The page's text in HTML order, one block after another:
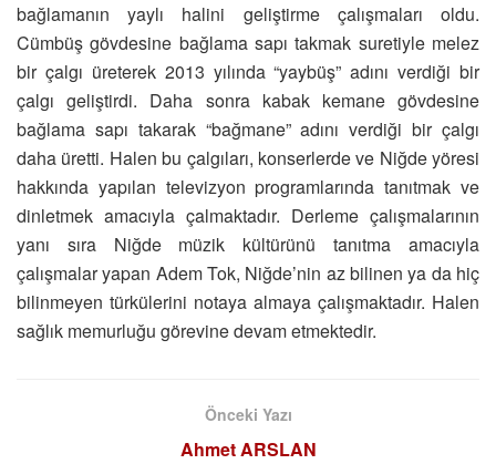
bağlamanın yaylı halini geliştirme çalışmaları oldu.
Cümbüş gövdesine bağlama sapı takmak suretiyle melez
bir çalgı üreterek 2013 yılında “yaybüş” adını verdiği bir
çalgı geliştirdi. Daha sonra kabak kemane gövdesine
bağlama sapı takarak “bağmane” adını verdiği bir çalgı
daha üretti. Halen bu çalgıları, konserlerde ve Niğde yöresi
hakkında yapılan televizyon programlarında tanıtmak ve
dinletmek amacıyla çalmaktadır. Derleme çalışmalarının
yanı sıra Niğde müzik kültürünü tanıtma amacıyla
çalışmalar yapan Adem Tok, Niğde’nin az bilinen ya da hiç
bilinmeyen türkülerini notaya almaya çalışmaktadır. Halen
sağlık memurluğu görevine devam etmektedir.
Önceki Yazı
Ahmet ARSLAN